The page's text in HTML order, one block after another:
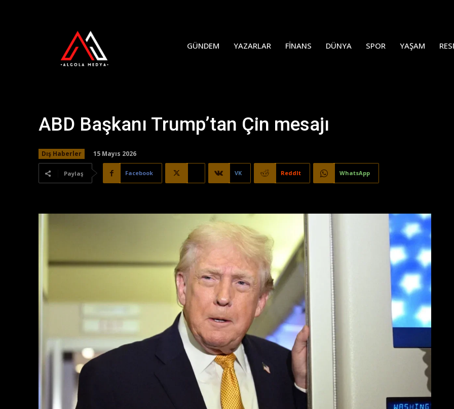
GÜNDEM YAZARLAR FINANS DÜNYA SPOR YAŞAM
ABD Başkanı Trump’tan Çin mesajı
Dış Haberler 15 Mayıs 2026
Paylaş Facebook VK ReddIt WhatsApp